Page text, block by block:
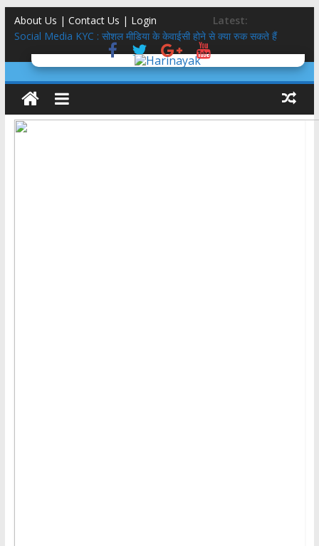
About Us | Contact Us | Login
Latest:
Social Media KYC : सोशल मीडिया के केवाईसी होने से क्या रुक सकते हैं
अपराध?
इतिहास लेखन में दृष्टि
तीलू रौतेली पुरस्कार 51 हजार से 75 हजार, आंगनबाड़ी कार्यकत्री पुरस्कार 51
हजार से 61 हजार: मुमं धामी
मिलेनियल्स गंवाने वाली कांग्रेस साध पायेगी GEN-Z?
5 स्टार होटल,बासी दूध,फंफूद लगी सब्ज़ियां, शाकाहार-मांसाहार गड्ड-मड्ड….